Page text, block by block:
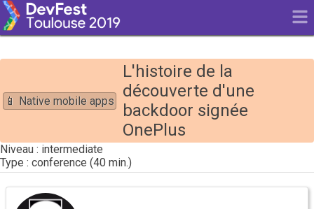
📱 Native mobile apps
L'histoire de la
découverte d'une
backdoor signée
OnePlus
intermediate
conference
fs0c131y